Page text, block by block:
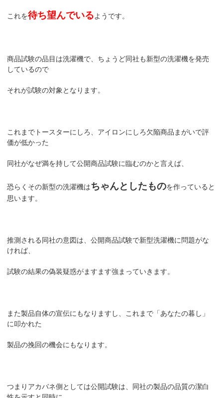
これを待ち望んでいるようです。
商品試験の品目は洗濯機で、ちょうど同社も新型の洗濯機を発売
しているので
それが試験の対象となります。
これまでトースターにしろ、アイロンにしろ欠陥商品まがいで評
価が低かった
同社がなぜ満を持して公開商品試験に臨むのかと言えば、
恐らくその新型の洗濯機はちゃんとしたものを作っていると
思います。
推測される同社の意図は、公開商品試験で新型洗濯機に問題がな
ければ、
試験の結果の偽装疑惑がますます強まっていきます。
また製品自体の宣伝にもなりますし、これまで「あなたの暮し」
に叩かれた
製品の挽回の機会にもなります。
つまりアカバネ側としては公開試験は、同社の製品の品質の潔白